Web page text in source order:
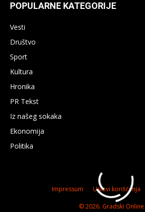
POPULARNE KATEGORIJE
Vesti
Društvo
Sport
Kultura
Hronika
PR Tekst
Iz našeg sokaka
Ekonomija
Politika
Impressum Uslovi korišćenja
© 2026. Gradski Online